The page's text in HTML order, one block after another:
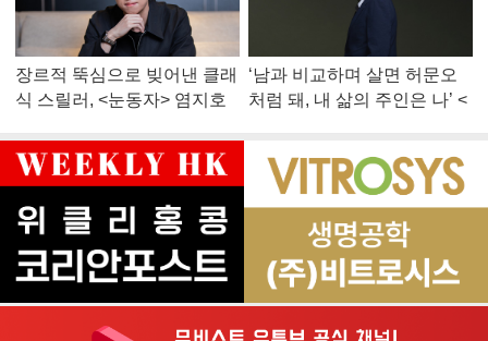
장르적 뚝심으로 빚어낸 클래
식 스릴러, <눈동자> 염지호
‘남과 비교하며 살면 허문오
처럼 돼, 내 삶의 주인은 나’ <